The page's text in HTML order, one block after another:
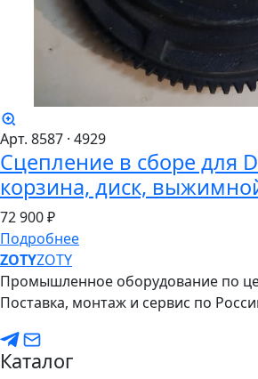
Арт. 8587 · 4929
Сцепление в сборе для
корзина, диск,
72900 ₽
Подробнее
ZOTYZOTY
Промышленное оборудование по
Поставка, монтаж и сервис по
Каталог